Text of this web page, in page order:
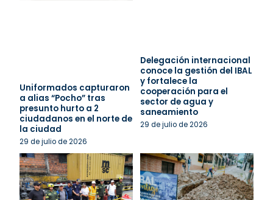
Uniformados capturaron
a alias “Pocho” tras
presunto hurto a 2
ciudadanos en el norte de
la ciudad
29 de julio de 2026
Delegación internacional
conoce la gestión del IBAL
y fortalece la
cooperación para el
sector de agua y
saneamiento
29 de julio de 2026